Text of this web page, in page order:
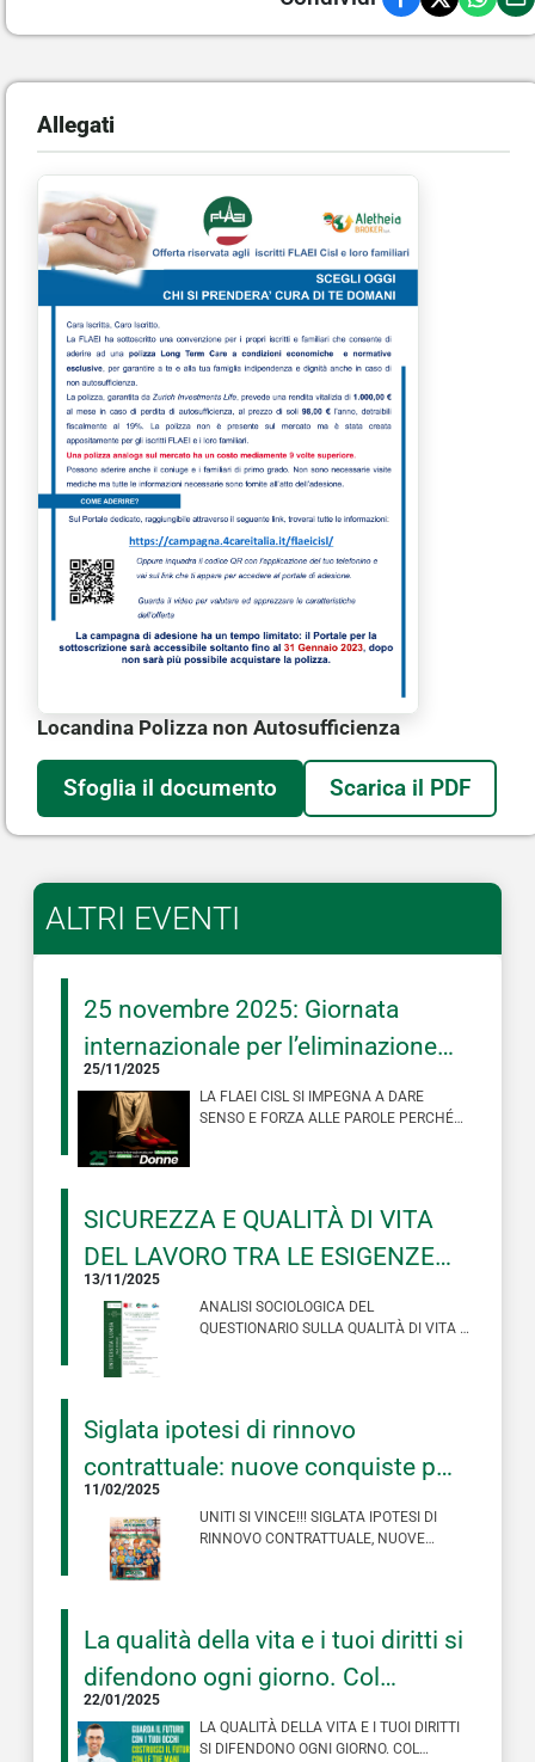
Allegati
Locandina Polizza non Autosufficienza
Sfoglia il documento Scarica il PDF
ALTRI EVENTI
25 novembre 2025: Giornata
internazionale per l’eliminazione
della violenza contro le donne.
25/11/2025
LA FLAEI CISL SI IMPEGNA A DARE
SENSO E FORZA ALLE PAROLE PERCHÉ
SICUREZZA E QUALITÀ DI VITA
DEL LAVORO TRA LE ESIGENZE
DEI LAVORATORI E LE SCELTE
DELLE IMPRESE. IL RUOLO DEL
SINDACATO NELLA SOCIETA’
13/11/2025
ANALISI SOCIOLOGICA DEL
QUESTIONARIO SULLA QUALITÀ DI VITA E
Siglata ipotesi di rinnovo
contrattuale: nuove conquiste per
il settore!
11/02/2025
UNITI SI VINCE!!! SIGLATA IPOTESI DI
RINNOVO CONTRATTUALE, NUOVE
La qualità della vita e i tuoi diritti si
difendono ogni giorno. Col
sindacato investi su di te
22/01/2025
LA QUALITÀ DELLA VITA E I TUOI DIRITTI
SI DIFENDONO OGNI GIORNO. COL